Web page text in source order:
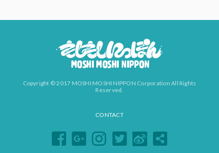
Copyright © 2017 MOSHI MOSHI NIPPON Corporation All Rights
Reserved.
CONTACT